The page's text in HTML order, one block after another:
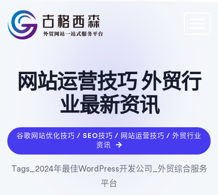
网站运营技巧 外贸行
业最新资讯
谷歌网站优化技巧 / SEO技巧 / 网站运营技巧 / 外贸行业
资讯
Tags_2024年最佳WordPress开发公司_外贸综合服务
平台